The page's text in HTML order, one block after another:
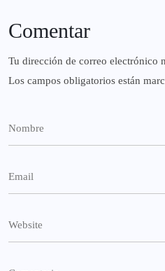
Comentar
Tu dirección de correo electrónico
Los campos obligatorios están